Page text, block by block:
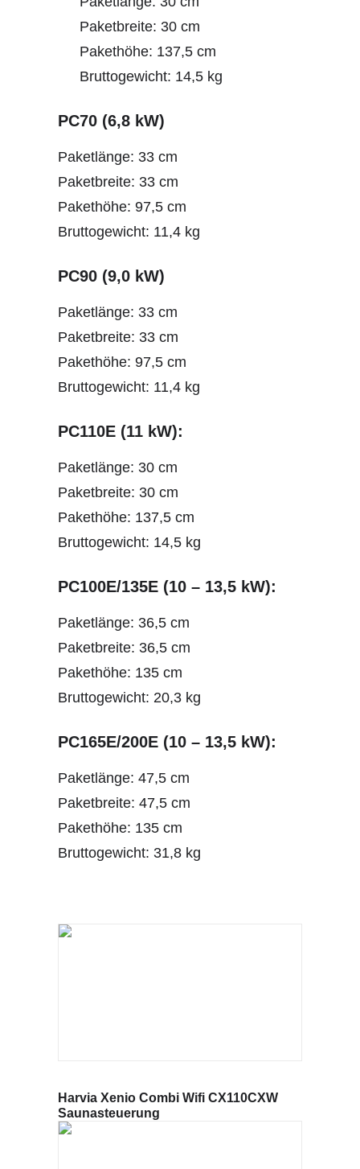
Paketbreite: 30 cm
Pakethöhe: 137,5 cm
Bruttogewicht: 14,5 kg
PC70 (6,8 kW)
Paketlänge: 33 cm
Paketbreite: 33 cm
Pakethöhe: 97,5 cm
Bruttogewicht: 11,4 kg
PC90 (9,0 kW)
Paketlänge: 33 cm
Paketbreite: 33 cm
Pakethöhe: 97,5 cm
Bruttogewicht: 11,4 kg
PC110E (11 kW):
Paketlänge: 30 cm
Paketbreite: 30 cm
Pakethöhe: 137,5 cm
Bruttogewicht: 14,5 kg
PC100E/135E (10 – 13,5 kW):
Paketlänge: 36,5 cm
Paketbreite: 36,5 cm
Pakethöhe: 135 cm
Bruttogewicht: 20,3 kg
PC165E/200E (10 – 13,5 kW):
Paketlänge: 47,5 cm
Paketbreite: 47,5 cm
Pakethöhe: 135 cm
Bruttogewicht: 31,8 kg
Harvia Xenio Combi Wifi CX110CXW
Saunasteuerung